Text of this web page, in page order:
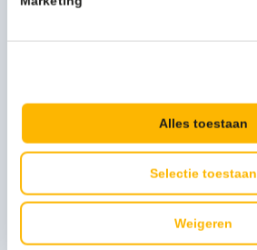
Alles toestaan
Selectie toestaan
Weigeren
Meer productinformatie
Merk Wecoline
Persoonlijk advies nodig?